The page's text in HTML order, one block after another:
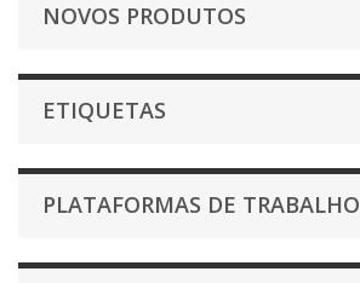
NOVOS PRODUTOS
ETIQUETAS
PLATAFORMAS DE TRABALHO